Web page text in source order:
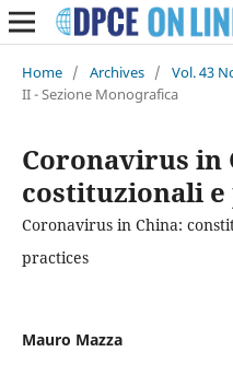
Home / Archives / Vol. 43
II - Sezione Monografica
Coronavirus in
costituzionali
Coronavirus in China:
practices
Mauro Mazza